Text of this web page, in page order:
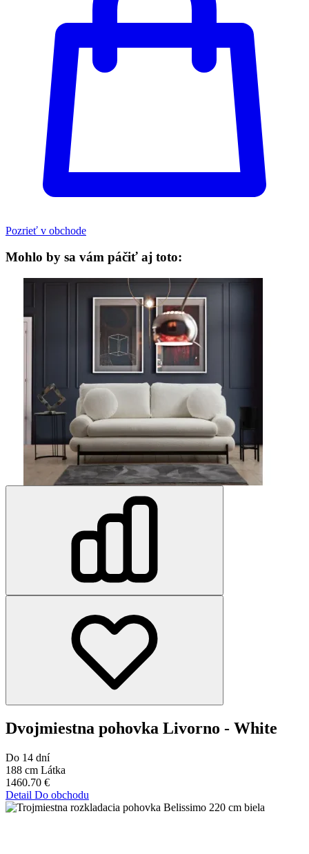
Pozrieť v obchode
Mohlo by sa vám páčiť aj toto:
Dvojmiestna pohovka Livorno - White
Do 14 dní
188 cm Látka
1460.70 €
Detail Do obchodu